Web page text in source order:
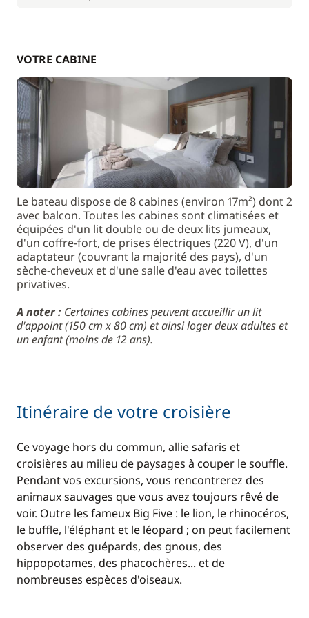
VOTRE CABINE
Le bateau dispose de 8 cabines (environ 17m²) dont 2
avec balcon. Toutes les cabines sont climatisées et
équipées d'un lit double ou de deux lits jumeaux,
d'un coffre-fort, de prises électriques (220 V), d'un
adaptateur (couvrant la majorité des pays), d'un
sèche-cheveux et d'une salle d'eau avec toilettes
privatives.
A noter : Certaines cabines peuvent accueillir un lit
d'appoint (150 cm x 80 cm) et ainsi loger deux adultes et
un enfant (moins de 12 ans).
Itinéraire de votre croisière
Ce voyage hors du commun, allie safaris et
croisières au milieu de paysages à couper le souffle.
Pendant vos excursions, vous rencontrerez des
animaux sauvages que vous avez toujours rêvé de
voir. Outre les fameux Big Five : le lion, le rhinocéros,
le buffle, l'éléphant et le léopard ; on peut facilement
observer des guépards, des gnous, des
hippopotames, des phacochères... et de
nombreuses espèces d'oiseaux.